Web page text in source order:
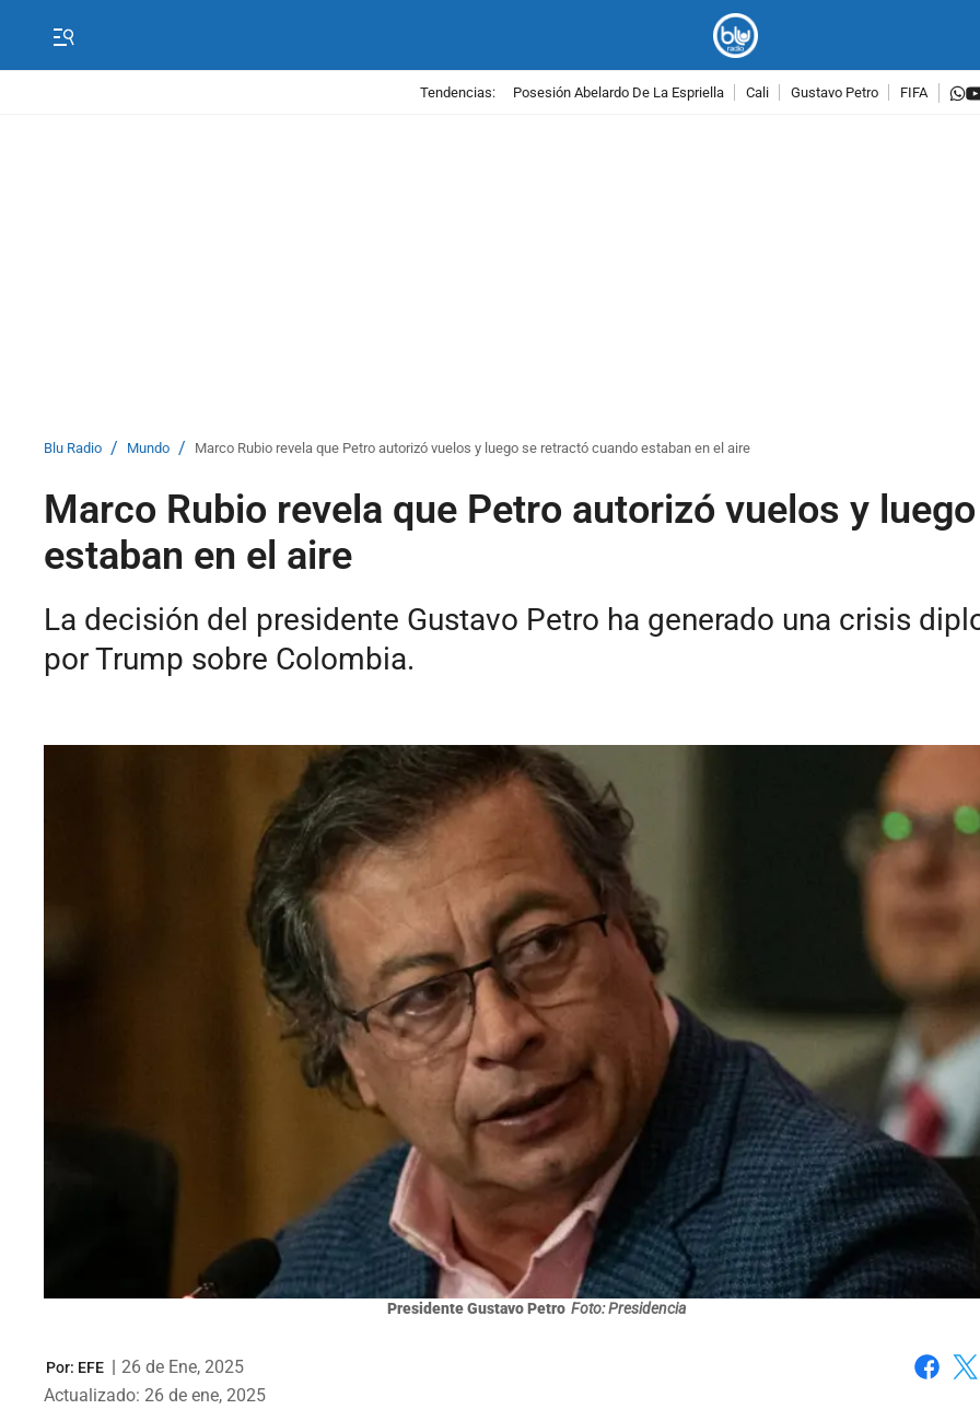
Tendencias: Posesión Abelardo De La Espriella Cali Gustavo Petro FIFA
Blu Radio / Mundo / Marco Rubio revela que Petro autorizó vuelos y luego se retractó cuando estaban en el aire
Marco Rubio revela que Petro autorizó vuelos y
estaban en el aire
La decisión del presidente Gustavo Petro ha generado una crisis
por Trump sobre Colombia.
Presidente Gustavo Petro Foto: Presidencia
Por: EFE | 26 de Ene, 2025
Actualizado: 26 de ene, 2025